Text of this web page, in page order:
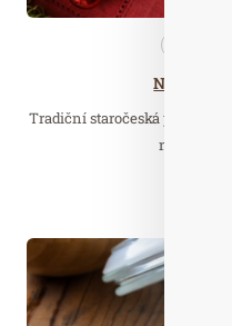
Nemáte
Tradiční staročeská polévka,
na